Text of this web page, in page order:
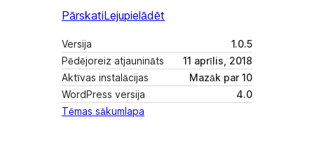
PārskatiLejupielādēt
Versija
1.0.5
Pēdējoreiz atjaunināts
11 aprīlis, 2018
Aktīvas instalācijas
Mazāk par 10
WordPress versija
4.0
Tēmas sākumlapa